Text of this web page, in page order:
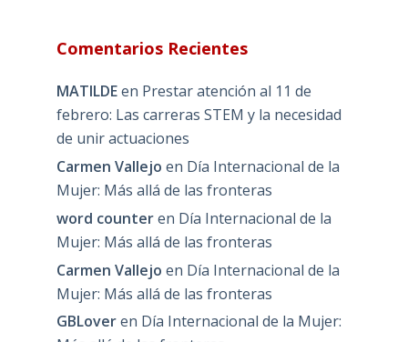
Comentarios Recientes
MATILDEen Prestar atención al 11 de
febrero: Las carreras STEM y la necesidad
de unir actuaciones
Carmen Vallejo en Día Internacional de la
Mujer: Más allá de las fronteras
word counteren Día Internacional de la
Mujer: Más allá de las fronteras
Carmen Vallejo en Día Internacional de la
Mujer: Más allá de las fronteras
GBLoveren Día Internacional de la Mujer: